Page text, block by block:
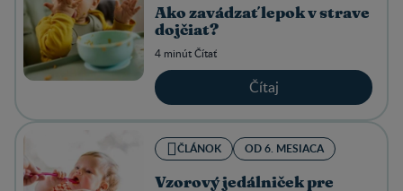
Ako zavádzať lepok v strave
dojčiat?
4 minút Čítať
Čítaj
ČLÁNOK OD 6. MESIACA
Vzorový jedálniček pre